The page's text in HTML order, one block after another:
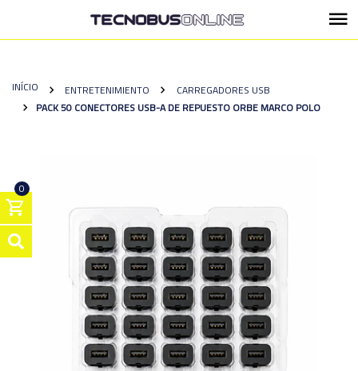
0
INÍCIO ENTRETENIMIENTO
CARREGADORES USB
PACK 50 CONECTORES USB-A DE REPUESTO ORBE MARCO POLO